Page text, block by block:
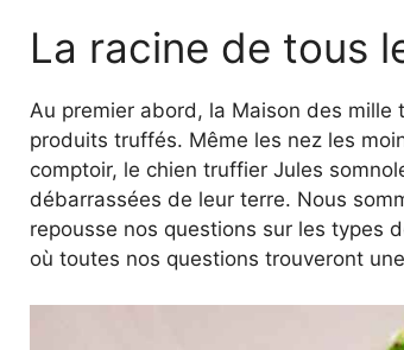
La racine de tous
Au premier abord, la Maison des mille
produits truffés. Même les nez les
comptoir, le chien truffier Jules
débarrassées de leur terre. Nous
repousse nos questions sur les types
où toutes nos questions trouveront